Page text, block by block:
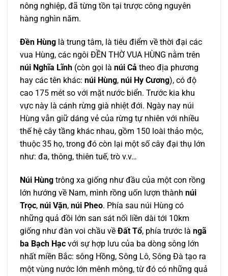
nông nghiệp, đã từng tồn tại trược công nguyên
hàng nghìn năm.
Đền Hùng là trung tâm, là tiêu điểm về thời đại các
vua Hùng, các ngôi ĐỀN THỜ VUA HÙNG nằm trên
núi Nghĩa Lĩnh (còn gọi là núi Cả theo địa phương
hay các tên khác: núi Hùng, núi Hy Cương), có độ
cao 175 mét so với mặt nước biển. Trước kia khu
vực này là cánh rừng già nhiệt đới. Ngày nay núi
Hùng vẫn giữ dáng vẻ của rừng tự nhiên với nhiều
thế hệ cây tầng khác nhau, gồm 150 loài thảo mộc,
thuộc 35 họ, trong đó còn lại một số cây đại thụ lớn
như: đa, thông, thiên tuế, trò v.v…
Núi Hùng trông xa giống như đầu của một con rồng
lớn hướng về Nam, mình rồng uốn lượn thành núi
Trọc, núi Vặn, núi Pheo. Phía sau núi Hùng có
những quả đồi lớn san sát nối liền dài tới 10km
giống như đàn voi chầu về Đất Tổ, phía trước là ngã
ba Bạch Hạc với sự hợp lưu của ba dòng sông lớn
nhất miền Bắc: sông Hồng, Sông Lô, Sông Đà tạo ra
một vùng nước lớn mênh mông, từ đó có những quả